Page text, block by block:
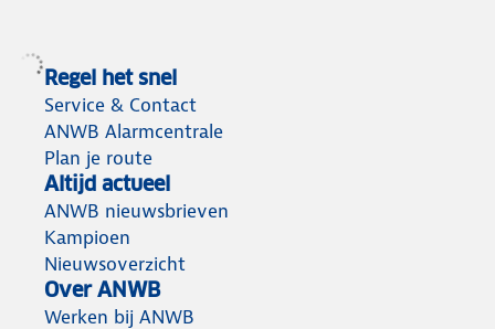
Regel het snel
Service & Contact
ANWB Alarmcentrale
Plan je route
Altijd actueel
ANWB nieuwsbrieven
Kampioen
Nieuwsoverzicht
Over ANWB
Werken bij ANWB